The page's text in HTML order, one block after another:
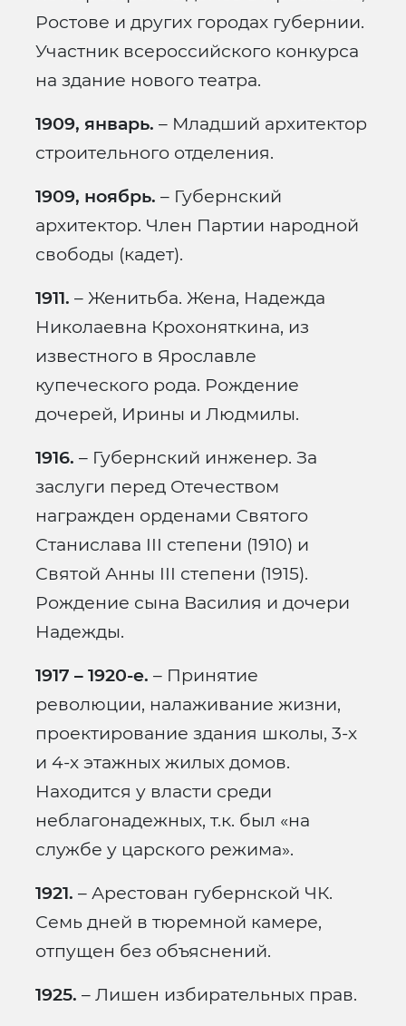
Ростове и других городах губернии.
Участник всероссийского конкурса
на здание нового театра.
1909, январь. – Младший архитектор
строительного отделения.
1909, ноябрь. – Губернский
архитектор. Член Партии народной
свободы (кадет).
1911. – Женитьба. Жена, Надежда
Николаевна Крохоняткина, из
известного в Ярославле
купеческого рода. Рождение
дочерей, Ирины и Людмилы.
1916. – Губернский инженер. За
заслуги перед Отечеством
награжден орденами Святого
Станислава III степени (1910) и
Святой Анны III степени (1915).
Рождение сына Василия и дочери
Надежды.
1917 – 1920-е. – Принятие
революции, налаживание жизни,
проектирование здания школы, 3-х
и 4-х этажных жилых домов.
Находится у власти среди
неблагонадежных, т.к. был «на
службе у царского режима».
1921. – Арестован губернской ЧК.
Семь дней в тюремной камере,
отпущен без объяснений.
1925. – Лишен избирательных прав.